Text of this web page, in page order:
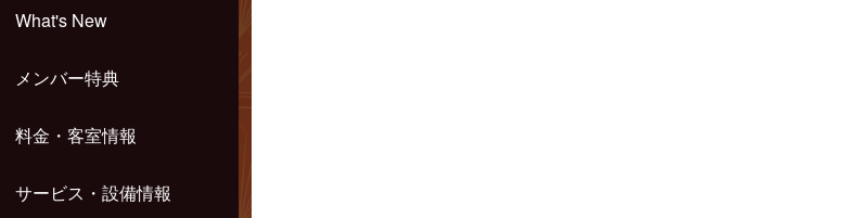
What's New
メンバー特典
料金・客室情報
サービス・設備情報